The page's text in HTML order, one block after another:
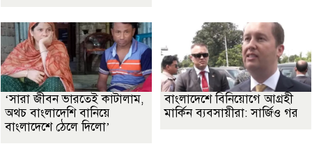
‘সারা জীবন ভারতেই কাটালাম,
অথচ বাংলাদেশি বানিয়ে
বাংলাদেশে ঠেলে দিলো’
বাংলাদেশে বিনিয়োগে আগ্রহী
মার্কিন ব্যবসায়ীরা: সার্জিও গর